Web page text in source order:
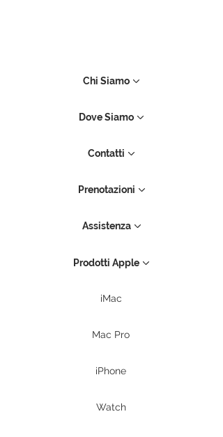
Chi Siamo
Dove Siamo
Contatti
Prenotazioni
Assistenza
Prodotti Apple
iMac
Mac Pro
iPhone
Watch